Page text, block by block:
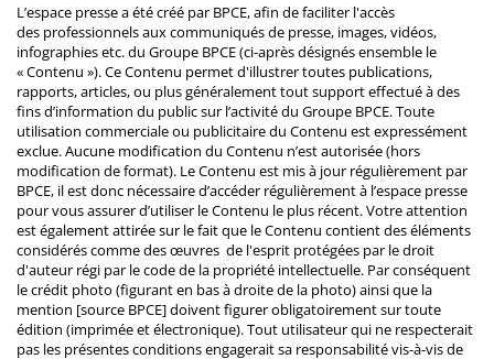
L’espace presse a été créé par BPCE, afin de faciliter l'accès
des professionnels aux communiqués de presse, images, vidéos,
infographies etc. du Groupe BPCE (ci-après désignés ensemble le
« Contenu »). Ce Contenu permet d'illustrer toutes publications,
rapports, articles, ou plus généralement tout support effectué à des
fins d’information du public sur l’activité du Groupe BPCE. Toute
utilisation commerciale ou publicitaire du Contenu est expressément
exclue. Aucune modification du Contenu n’est autorisée (hors
modification de format). Le Contenu est mis à jour régulièrement par
BPCE, il est donc nécessaire d’accéder régulièrement à l’espace presse
pour vous assurer d’utiliser le Contenu le plus récent. Votre attention
est également attirée sur le fait que le Contenu contient des éléments
considérés comme des œuvres de l'esprit protégées par le droit
d'auteur régi par le code de la propriété intellectuelle. Par conséquent
le crédit photo (figurant en bas à droite de la photo) ainsi que la
mention [source BPCE] doivent figurer obligatoirement sur toute
édition (imprimée et électronique). Tout utilisateur qui ne respecterait
pas les présentes conditions engagerait sa responsabilité vis-à-vis de